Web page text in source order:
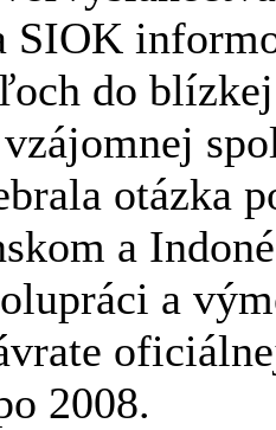
SIOK
do
otázka
a
a
2008.